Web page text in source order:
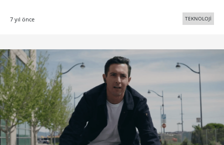
7 yıl önce TEKNOLOJİ